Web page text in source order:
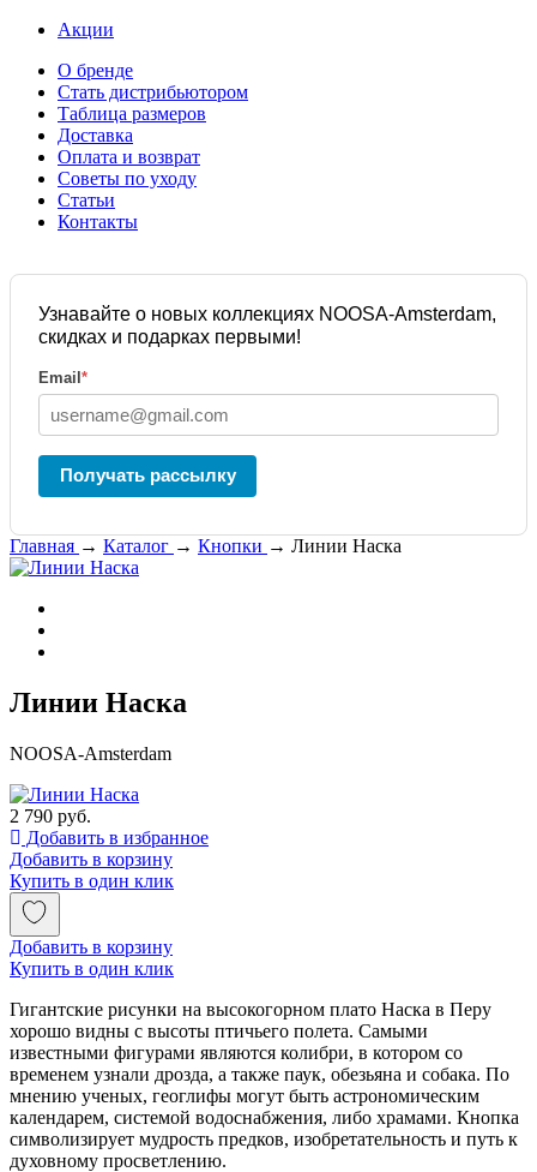
Акции
О бренде
Стать дистрибьютором
Таблица размеров
Доставка
Оплата и возврат
Советы по уходу
Статьи
Контакты
Узнавайте о новых коллекциях NOOSA-Amsterdam,
скидках и подарках первыми!
Email *
Получать рассылку
Главная → Каталог → Кнопки → Линии Наска
Линии Наска
NOOSA-Amsterdam
2 790 руб.
Добавить в избранное
Добавить в корзину
Купить в один клик
Добавить в корзину
Купить в один клик
Гигантские рисунки на высокогорном плато Наска в Перу
хорошо видны с высоты птичьего полета. Самыми
известными фигурами являются колибри, в котором со
временем узнали дрозда, а также паук, обезьяна и собака. По
мнению ученых, геоглифы могут быть астрономическим
календарем, системой водоснабжения, либо храмами. Кнопка
символизирует мудрость предков, изобретательность и путь к
духовному просветлению.